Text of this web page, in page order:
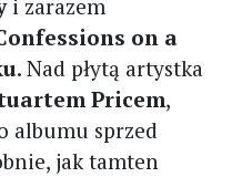
i zarazem
on a
. Nad płytą artystka
Pricem,
albumu sprzed
jak tamten